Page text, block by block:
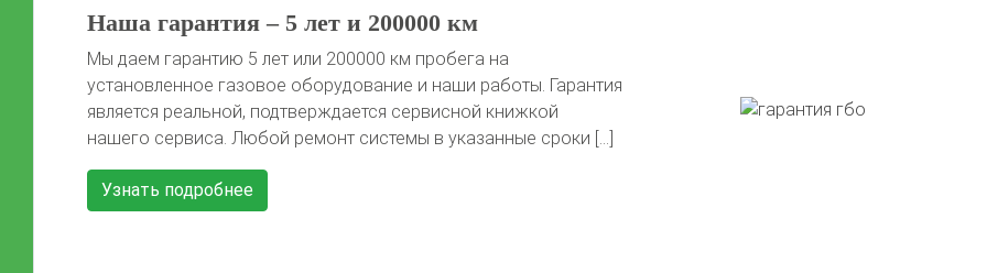
50 литров газа в подарок!
Автомобиль той марки, фото которого не представлены на
сайте, получает 50 литров газа после установки в подарок!
Автомобиль должен быть чистый, чтобы мы смогли сделать
красивые фото) Акция распространяется на […]
Узнать подробнее
Previous